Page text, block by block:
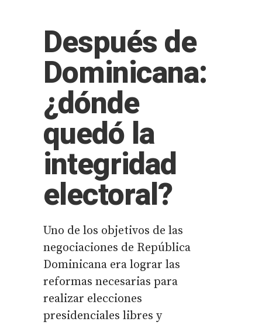
Después de
Dominicana:
¿dónde
quedó la
integridad
electoral?
Uno de los objetivos de las
negociaciones de República
Dominicana era lograr las
reformas necesarias para
realizar elecciones
presidenciales libres y